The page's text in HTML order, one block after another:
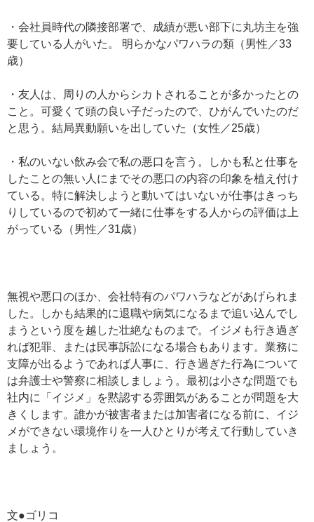
・会社員時代の隣接部署で、成績が悪い部下に丸坊主を強
要している人がいた。 明らかなパワハラの類（男性／33
歳）
・友人は、周りの人からシカトされることが多かったとの
こと。可愛くて頭の良い子だったので、ひがんでいたのだ
と思う。結局異動願いを出していた（女性／25歳）
・私のいない飲み会で私の悪口を言う。しかも私と仕事を
したことの無い人にまでその悪口の内容の印象を植え付け
ている。特に解決しようと動いてはいないが仕事はきっち
りしているので初めて一緒に仕事をする人からの評価は上
がっている（男性／31歳）
無視や悪口のほか、会社特有のパワハラなどがあげられま
した。しかも結果的に退職や病気になるまで追い込んでし
まうという度を越した壮絶なものまで。イジメも行き過ぎ
れば犯罪、または民事訴訟になる場合もあります。業務に
支障が出るようであれば人事に、行き過ぎた行為について
は弁護士や警察に相談しましょう。最初は小さな問題でも
社内に「イジメ」を黙認する雰囲気があることが問題を大
きくします。誰かが被害者または加害者になる前に、イジ
メができない環境作りを一人ひとりが考えて行動していき
ましょう。
文●ゴリコ